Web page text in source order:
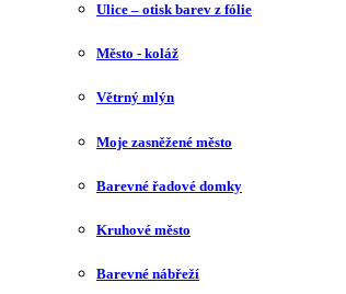
Ulice – otisk barev z fólie
Město - koláž
Větrný mlýn
Moje zasněžené město
Barevné řadové domky
Kruhové město
Barevné nábřeží